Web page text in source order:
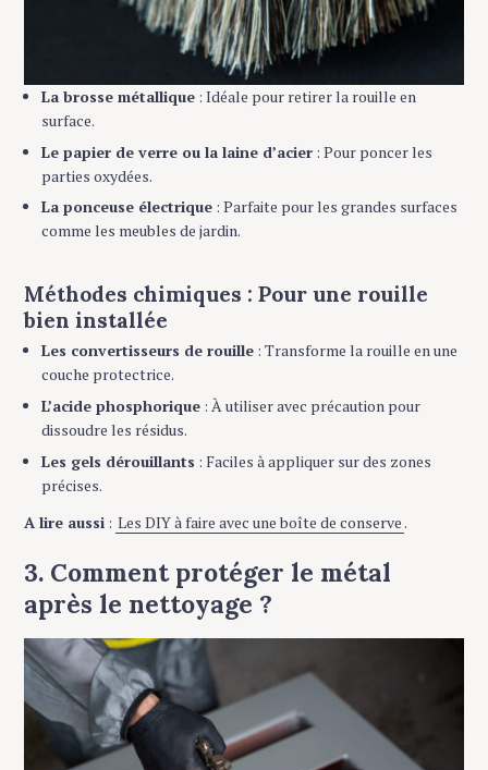
La brosse métallique: Idéale pour retirer la rouille en
surface.
Le papier de verre ou la laine d’acier: Pour poncer les
parties oxydées.
La ponceuse électrique: Parfaite pour les grandes surfaces
comme les meubles de jardin.
Méthodes chimiques : Pour une rouille
bien installée
Les convertisseurs de rouille: Transforme la rouille en une
couche protectrice.
L’acide phosphorique: À utiliser avec précaution pour
dissoudre les résidus.
Les gels dérouillants : Faciles à appliquer sur des zones
précises.
A lire aussi : Les DIY à faire avec une boîte de conserve.
3. Comment protéger le métal
après le nettoyage ?